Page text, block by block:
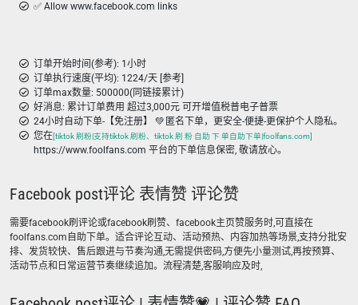
✅ Allow www.facebook.com links
订单开始时间(参考): 1小时
订单执行速度(平均): 1224/天 [参考]
订单max数量: 500000(同链接累计)
好消息: 累计订单费用 超过3,000元 可开增值税普电子普票
24小时自动下单-【免注册】 💚 匿名下单，更安全-便捷-更保护个人隐私。
您在[tiktok 刷粉|支持tiktok 刷粉、tiktok 刷 粉 自助 下 单自助下单|foolfans.com]
https://www.foolfans.com 平台的下单信息保密, 敬请放心。
Facebook post评论 表情赞 评论赞
需要facebook刷评论或facebook刷赞、facebook主页赞服务时,可直接在
foolfans.com自助下单。适合评论互动、活动预热、内容加热等场景,支持分批安
排、发货较快、售后跟进与节奏沟通,无需提供密码,方便先小量测试,再按预算、
活动节点和日常运营节奏继续追加。流程清楚,客服响应及时,